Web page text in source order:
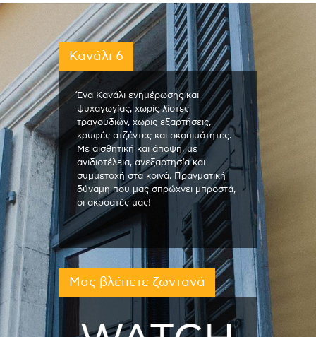
Κανάλι 6
Ένα Κανάλι ενημέρωσης και
ψυχαγωγίας, χωρίς λίστες
τραγουδιών, χωρίς εξαρτήσεις,
κρυφές ατζέντες και σκοπιμότητες.
Με αισθητική και άποψη, με
ανιδιοτέλεια, ανεξαρτησία και
συμμετοχή στα κοινά. Πραγματική
δύναμη που μας σπρώχνει μπροστά,
οι ακροατές μας!
Μας βλέπετε ζωντανά